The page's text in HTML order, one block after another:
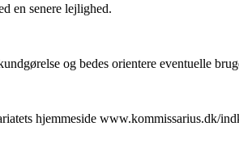
en senere lejlighed.
og bedes orientere eventuelle
hjemmeside www.kommissarius.dk/